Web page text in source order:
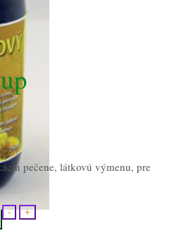
pečene, látkovú výmenu, pre
- +